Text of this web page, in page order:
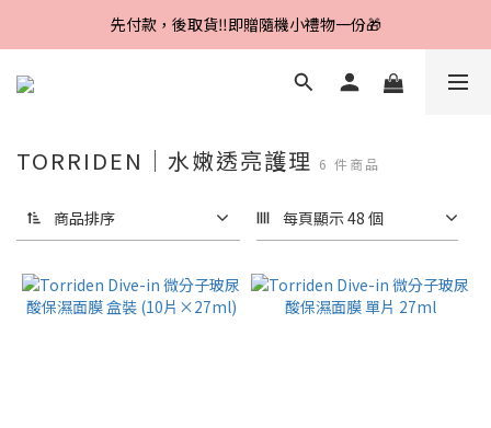
Line好友招募中，首購、回購皆贈100元
先付款，後取貨‼️即贈隨機小禮物一份🎁
Line好友招募中，首購、回購皆贈100元
TORRIDEN｜水嫩透亮護理 6 件商品
商品排序 每頁顯示 48 個